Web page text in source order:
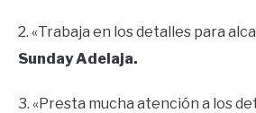
2. «Trabaja en los detalles para
Sunday Adelaja.
3. «Presta mucha atención a los